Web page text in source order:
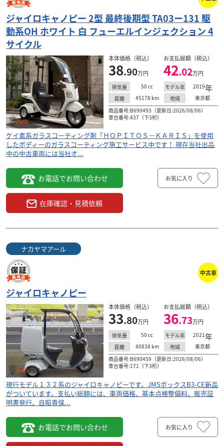
ジャイロキャノピー 2型 最終後期型 TA03ー131 駆
動系OH ホワイト 白 フューエルインジェクション 4
サイクル
本体価格（税込）
38.90万円
お支払総額（税込）
42.02万円
排気量 50 cc モデル年 2019年
距離 45178 km 地域
東京都
商品番号:B690493（更新日:2026/08/06）
車台番号:437（下3桁）
ケイ素系ガラスコーティング剤「ＨＯＰＩＴＯＳ－ＫＡＲＩＳ」を使用
したボディーのガラスコーティング施工サービス中です！ 現在当社出品
中の中古車両には当社オ...
お電話でお問い合わせ
在庫確認・見積依頼
お気に入り
ナカヤマアール
中古車
ジャイロキャノピー
本体価格（税込）
33.80万円
お支払総額（税込）
36.73万円
排気量 50 cc モデル年 2021年
距離 40838 km 地域
東京都
商品番号:B690459（更新日:2026/08/06）
車台番号:171（下3桁）
現行モデル１３２系のジャイロキャノピーです。JMSボックスB3-CE新品
がついています。支払い総額には、車両価格、基本点検整備料、販売証
明書発行、自賠責保...
お電話でお問い合わせ お気に入り